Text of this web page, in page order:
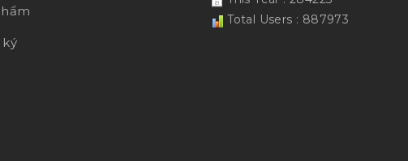
Total Users : 887973